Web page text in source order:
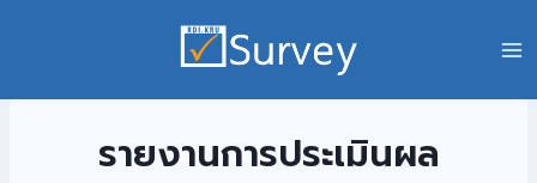
รายงานการประเมินผล